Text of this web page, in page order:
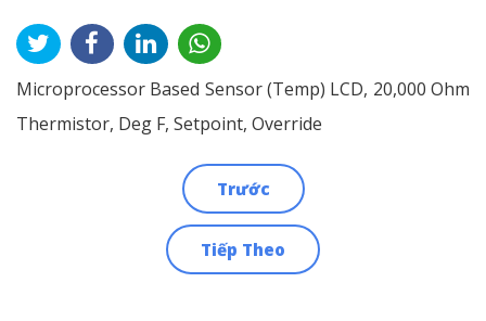
Microprocessor Based Sensor (Temp) LCD, 20,000 Ohm
Thermistor, Deg F, Setpoint, Override
Trước
Tiếp Theo